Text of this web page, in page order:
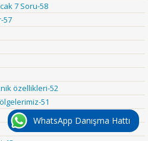
7 Soru-58
57
özellikleri-52
51
WhatsApp Danışma Hattı